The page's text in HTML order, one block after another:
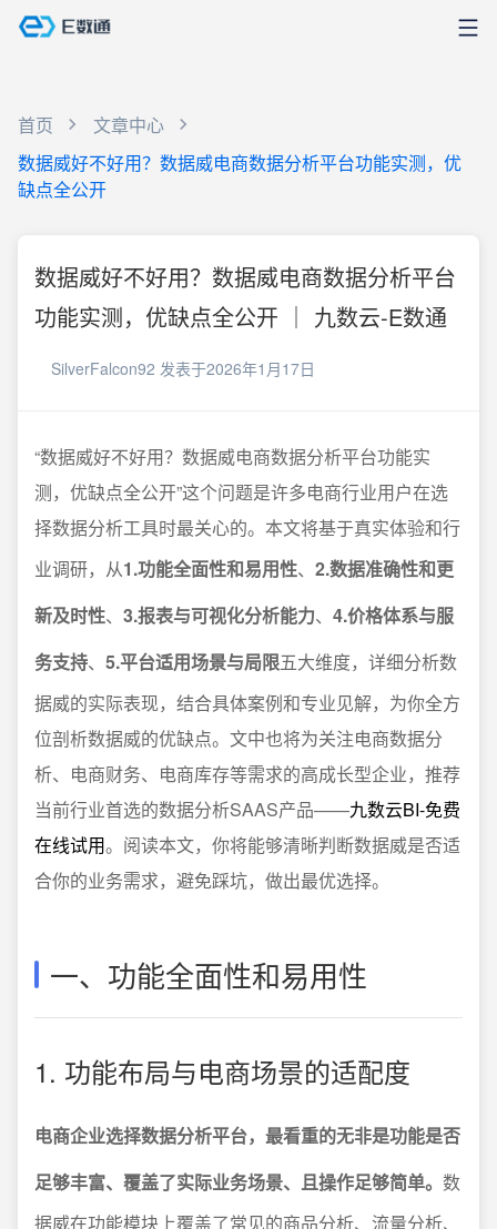
首页
文章中心
数据威好不好用？数据威电商数据分析平台功能实测，优
缺点全公开
数据威好不好用？数据威电商数据分析平台
功能实测，优缺点全公开 ｜ 九数云-E数通
SilverFalcon92 发表于2026年1月17日
“数据威好不好用？数据威电商数据分析平台功能实
测，优缺点全公开”这个问题是许多电商行业用户在选
择数据分析工具时最关心的。本文将基于真实体验和行
业调研，从1.功能全面性和易用性、 2.数据准确性和更
新及时性、 3.报表与可视化分析能力、 4.价格体系与服
务支持、 5.平台适用场景与局限五大维度，详细分析数
据威的实际表现，结合具体案例和专业见解，为你全方
位剖析数据威的优缺点。文中也将为关注电商数据分
析、电商财务、电商库存等需求的高成长型企业，推荐
当前行业首选的数据分析SAAS产品——九数云BI-免费
在线试用。阅读本文，你将能够清晰判断数据威是否适
合你的业务需求，避免踩坑，做出最优选择。
一、功能全面性和易用性
1. 功能布局与电商场景的适配度
电商企业选择数据分析平台，最看重的无非是功能是否
足够丰富、覆盖了实际业务场景、且操作足够简单。 数
据威在功能模块上覆盖了常见的商品分析、流量分析、